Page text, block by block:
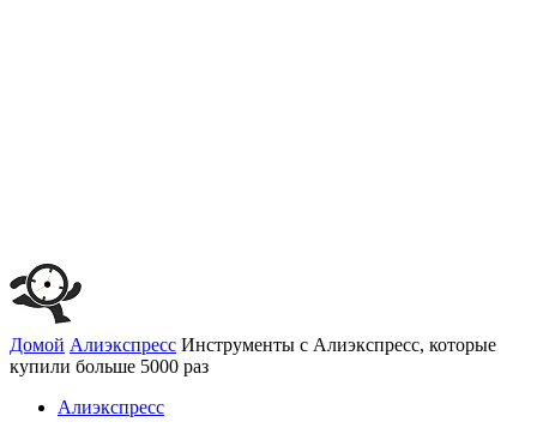
Домой Алиэкспресс Инструменты с Алиэкспресс, которые
купили больше 5000 раз
Алиэкспресс